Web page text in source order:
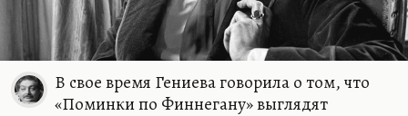
В свое время Гениева говорила о том, что
«Поминки по Финнегану» выглядят